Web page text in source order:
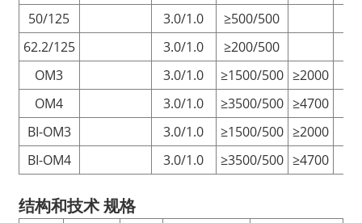
50/125
3.0/1.0
≥500/500
62.2/125
3.0/1.0
≥200/500
OM3
3.0/1.0 ≥1500/500 ≥2000
OM4
3.0/1.0 ≥3500/500 ≥4700
BI-OM3
3.0/1.0 ≥1500/500 ≥2000
BI-OM4
3.0/1.0 ≥3500/500 ≥4700
结构和技术规格